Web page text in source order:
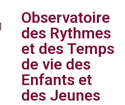
Observatoire
des Rythmes
et des Temps
de vie des
Enfants et
des Jeunes